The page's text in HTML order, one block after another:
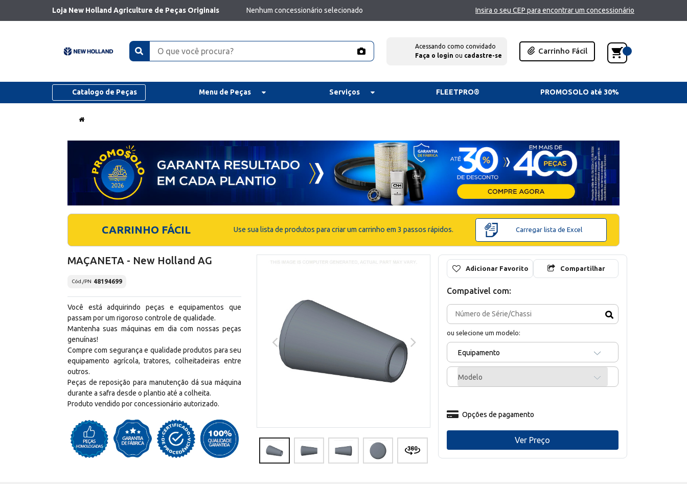
Loja New Holland Agriculture de Peças Originais Nenhum concessionário selecionado Insira o seu CEP para encontrar um concessionário
Acessando como convidado
Faça o login ou cadastre-se
Carrinho Fácil
Catalogo de Peças Menu de Peças Serviços FLEETPRO® PROMOSOLO até 30%
CARRINHO FÁCIL Use sua lista de produtos para criar um carrinho em 3 passos rápidos. Carregar lista de Excel
MAÇANETA - New Holland AG
Cód./PN 48194699
Você está adquirindo peças e equipamentos que
passam por um rigoroso controle de qualidade.
Mantenha suas máquinas em dia com nossas peças
genuínas!
Compre com segurança e qualidade produtos para seu
equipamento agrícola, tratores, colheitadeiras entre
outros.
Peças de reposição para manutenção dá sua máquina
durante a safra desde o plantio até a colheita.
Produto vendido por concessionário autorizado.
Adicionar Favorito Compartilhar
Compativel com:
ou selecione um modelo:
Equipamento
Modelo
Opções de pagamento
Ver Preço